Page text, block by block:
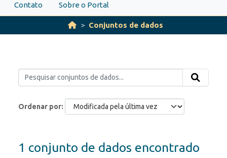
Contato Sobre o Portal
Conjuntos de dados
Ordenar por
1 conjunto de dados encontrado